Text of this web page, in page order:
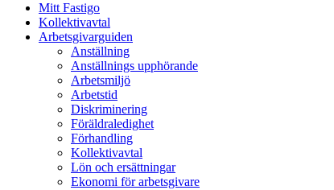
Mitt Fastigo
Kollektivavtal
Arbetsgivarguiden
Anställning
Anställnings upphörande
Arbetsmiljö
Arbetstid
Diskriminering
Föräldraledighet
Förhandling
Kollektivavtal
Lön och ersättningar
Ekonomi för arbetsgivare